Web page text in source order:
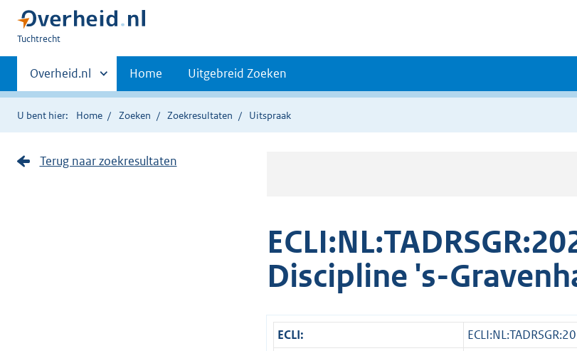
U
hier:
Tuchtrecht
Primaire
navigatie
Andere
sites
binnen
Overheid.nl Home Uitgebreid Zoeken
U bent hier: Home Zoeken Zoekresultaten Uitspraak
Discipline 's-
ECLI:
Terug naar zoekresultaten